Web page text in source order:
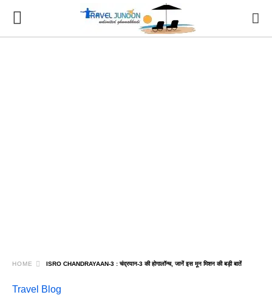
HOME ISRO CHANDRAYAAN-3 : चंद्रयान-3 की होगालॉन्च, जानें इस मून मिशन की बड़ी बातें
Travel Blog